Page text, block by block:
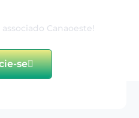
Canaoeste!
se